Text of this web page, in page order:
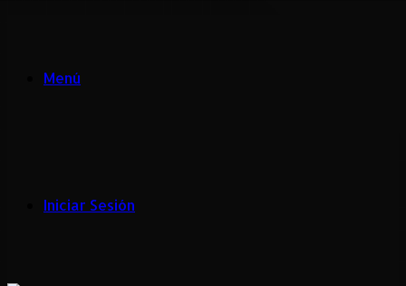
Menú
Iniciar Sesión